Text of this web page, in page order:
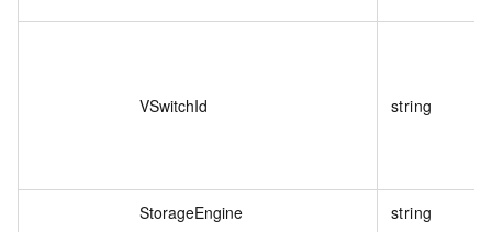
VSwitchId string
StorageEngine string